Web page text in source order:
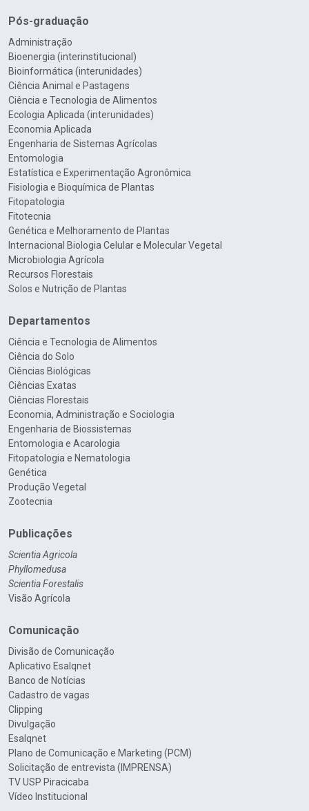
Pós-graduação
Administração
Bioenergia (interinstitucional)
Bioinformática (interunidades)
Ciência Animal e Pastagens
Ciência e Tecnologia de Alimentos
Ecologia Aplicada (interunidades)
Economia Aplicada
Engenharia de Sistemas Agrícolas
Entomologia
Estatística e Experimentação Agronômica
Fisiologia e Bioquímica de Plantas
Fitopatologia
Fitotecnia
Genética e Melhoramento de Plantas
Internacional Biologia Celular e Molecular Vegetal
Microbiologia Agrícola
Recursos Florestais
Solos e Nutrição de Plantas
Departamentos
Ciência e Tecnologia de Alimentos
Ciência do Solo
Ciências Biológicas
Ciências Exatas
Ciências Florestais
Economia, Administração e Sociologia
Engenharia de Biossistemas
Entomologia e Acarologia
Fitopatologia e Nematologia
Genética
Produção Vegetal
Zootecnia
Publicações
Scientia Agricola
Phyllomedusa
Scientia Forestalis
Visão Agrícola
Comunicação
Divisão de Comunicação
Aplicativo Esalqnet
Banco de Notícias
Cadastro de vagas
Clipping
Divulgação
Esalqnet
Plano de Comunicação e Marketing (PCM)
Solicitação de entrevista (IMPRENSA)
TV USP Piracicaba
Vídeo Institucional